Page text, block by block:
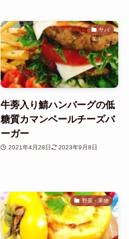
サバ
牛蒡入り鯖ハンバーグの低
糖質カマンベールチーズバ
ーガー
2021年4月28日 2023年9月8日
野菜・果物